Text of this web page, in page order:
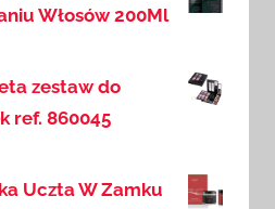
Włosów 200Ml
zestaw do
ref. 860045
Uczta W Zamku